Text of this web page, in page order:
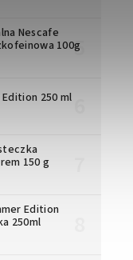
Nescafe
100g
250 ml
150 g
Edition
250ml